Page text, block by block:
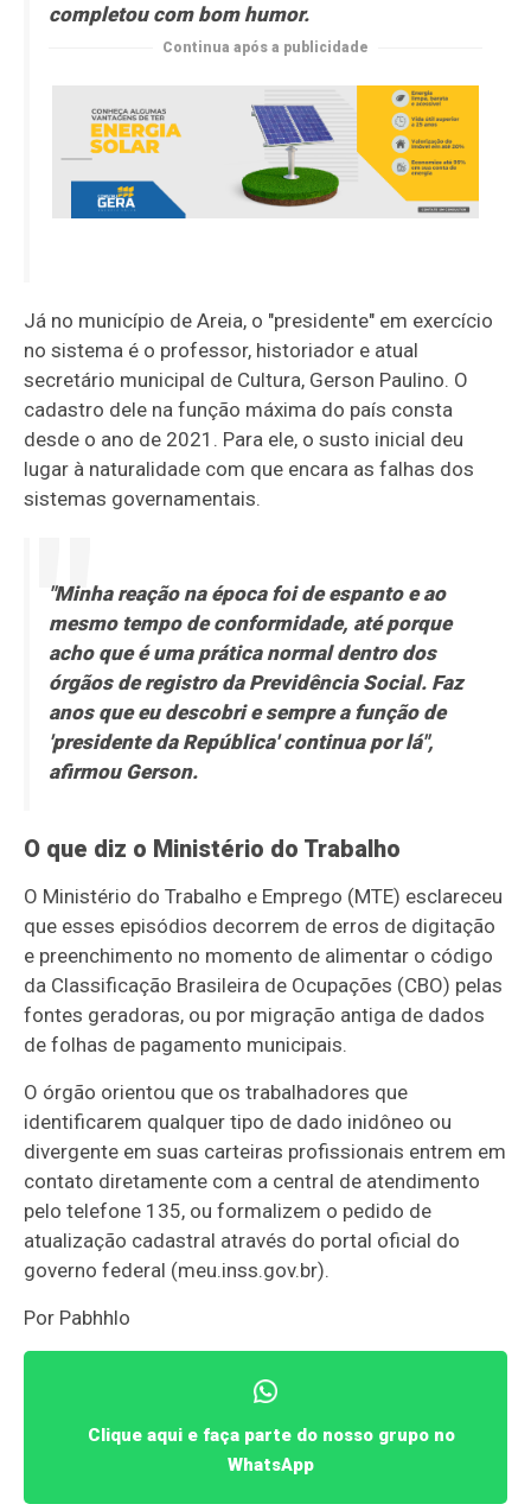
completou com bom humor.
Continua após a publicidade
Já no município de Areia, o "presidente" em exercício
no sistema é o professor, historiador e atual
secretário municipal de Cultura, Gerson Paulino. O
cadastro dele na função máxima do país consta
desde o ano de 2021. Para ele, o susto inicial deu
lugar à naturalidade com que encara as falhas dos
sistemas governamentais.
"Minha reação na época foi de espanto e ao
mesmo tempo de conformidade, até porque
acho que é uma prática normal dentro dos
órgãos de registro da Previdência Social. Faz
anos que eu descobri e sempre a função de
'presidente da República' continua por lá",
afirmou Gerson.
O que diz o Ministério do Trabalho
O Ministério do Trabalho e Emprego (MTE) esclareceu
que esses episódios decorrem de erros de digitação
e preenchimento no momento de alimentar o código
da Classificação Brasileira de Ocupações (CBO) pelas
fontes geradoras, ou por migração antiga de dados
de folhas de pagamento municipais.
O órgão orientou que os trabalhadores que
identificarem qualquer tipo de dado inidôneo ou
divergente em suas carteiras profissionais entrem em
contato diretamente com a central de atendimento
pelo telefone 135, ou formalizem o pedido de
atualização cadastral através do portal oficial do
governo federal (meu.inss.gov.br).
Por Pabhhlo
Clique aqui e faça parte do nosso grupo no
WhatsApp